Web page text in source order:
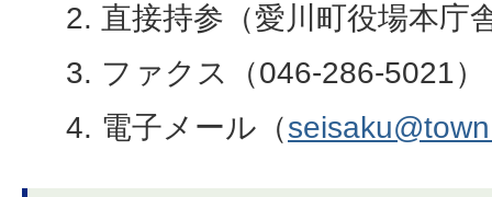
直接持参（愛川町役場本庁
ファクス（046-286-5021）
電子メール（